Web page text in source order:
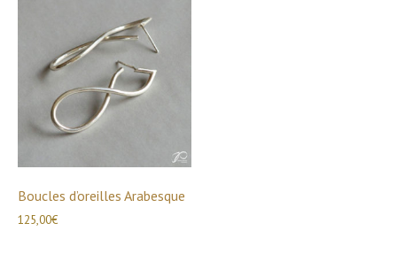
Boucles d’oreilles Arabesque
125,00€